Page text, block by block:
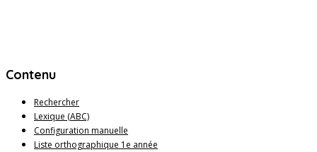
Contenu
Rechercher
Lexique (ABC)
Configuration manuelle
Liste orthographique 1e année